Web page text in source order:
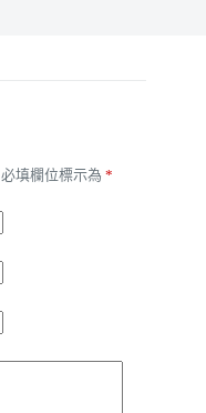
必填欄位標示為 *